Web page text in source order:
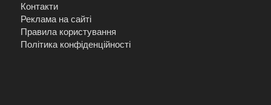
Контакти
Реклама на сайті
Правила користування
Політика конфіденційності